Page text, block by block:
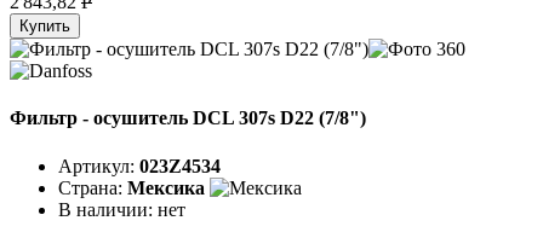
Купить
Фильтр - осушитель DCL 307s D22 (7/8")
Артикул: 023Z4534
Страна: Мексика
В наличии: нет